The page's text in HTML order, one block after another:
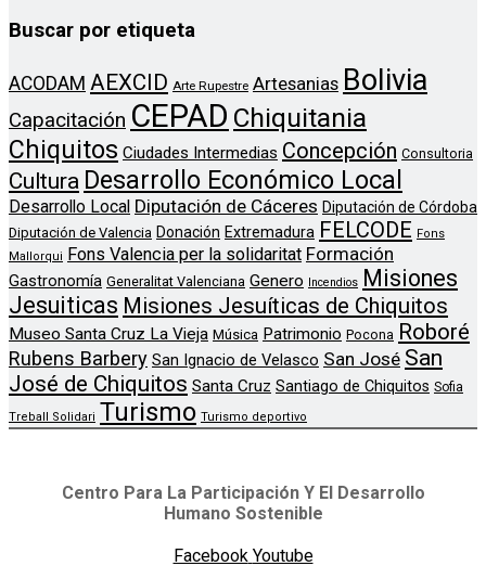
Buscar por etiqueta
ACODAM AEXCID Arte Rupestre Artesanias Bolivia
Capacitación CEPAD Chiquitania
Chiquitos Ciudades Intermedias Concepción Consultoria
Cultura Desarrollo Económico Local
Desarrollo Local Diputación de Cáceres Diputación de Córdoba
Diputación de Valencia Donación Extremadura FELCODE Fons
Mallorqui Fons Valencia per la solidaritat Formación
Gastronomía Generalitat Valenciana Genero Incendios Misiones
Jesuiticas Misiones Jesuíticas de Chiquitos
Museo Santa Cruz La Vieja Música Patrimonio Pocona Roboré
Rubens Barbery San Ignacio de Velasco San José San
José de Chiquitos Santa Cruz Santiago de Chiquitos Sofia
Treball Solidari Turismo Turismo deportivo
Centro Para La Participación Y El Desarrollo
Humano Sostenible
Facebook Youtube